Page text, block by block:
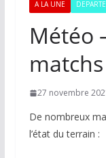
A LA UNE
Météo
27 novembre
De nombreux
l’état du terrain :